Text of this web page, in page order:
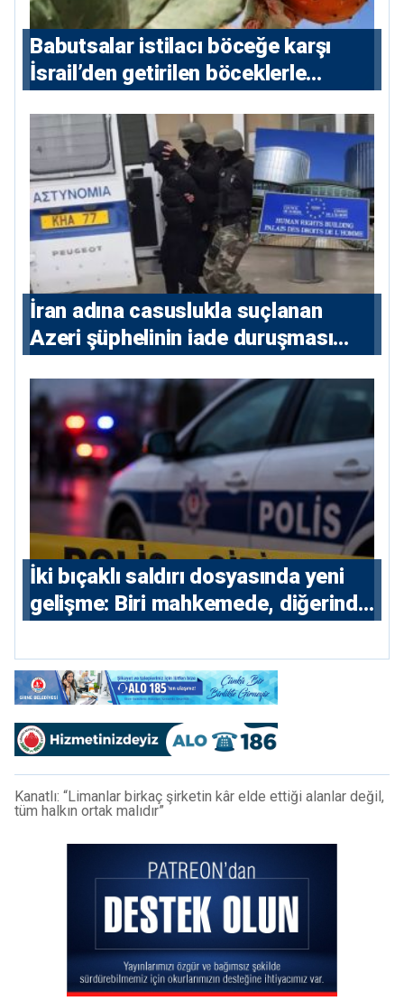
Babutsalar istilacı böceğe karşı
İsrail’den getirilen böceklerle
İran adına casuslukla suçlanan
Azeri şüphelinin iade duruşması
İki bıçaklı saldırı dosyasında yeni
gelişme: Biri mahkemede, diğerinde
Kanatlı: “Limanlar birkaç şirketin kâr elde ettiği alanlar değil,
tüm halkın ortak malıdır”